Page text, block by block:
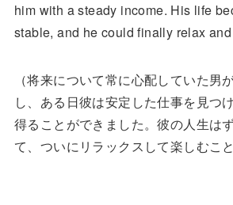
him with a steady income. His life
stable, and he could finally relax
（将来について常に心配していた男
し、ある日彼は安定した仕事を見つ
得ることができました。彼の人生は
て、ついにリラックスして楽しむこ